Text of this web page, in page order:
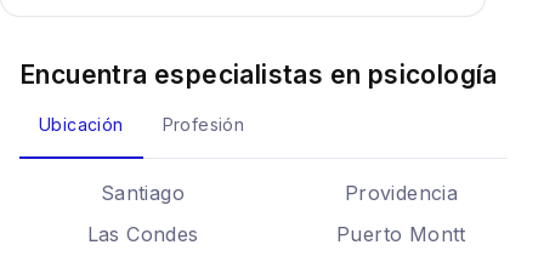
Encuentra especialistas en psicología
Ubicación Profesión
Santiago
Providencia
Las Condes
Puerto Montt